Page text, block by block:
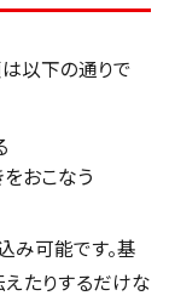
以下の通りで
おこなう
み可能です。基
たりするだけな